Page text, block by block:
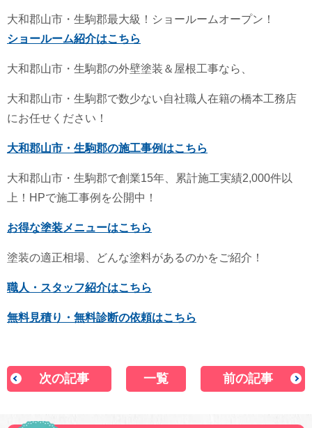
大和郡山市・生駒郡最大級！ショールームオープン！
ショールーム紹介はこちら
大和郡山市・生駒郡の外壁塗装＆屋根工事なら、
大和郡山市・生駒郡で数少ない自社職人在籍の橋本工務店
にお任せください！
大和郡山市・生駒郡の施工事例はこちら
大和郡山市・生駒郡で創業15年、累計施工実績2,000件以
上！HPで施工事例を公開中！
お得な塗装メニューはこちら
塗装の適正相場、どんな塗料があるのかをご紹介！
職人・スタッフ紹介はこちら
無料見積り・無料診断の依頼はこちら
次の記事 一覧 前の記事